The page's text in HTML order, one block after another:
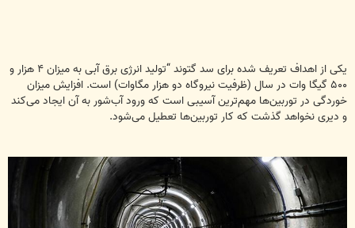
یکی از اهداف تعریف شده برای سد گتوند “تولید انرژی برق آبی به میزان ۴ هزار و
۵۰۰ گیگا وات در سال (ظرفیت نیروگاه دو هزار مگاوات) است. افزایش میزان
خوردگی در توربین‌ها مهم‌ترین آسیبی است که ورود آب‌شور به آن ایجاد می‌کند
و دیری نخواهد گذشت که کار توربین‌ها تعطیل می‌شود.